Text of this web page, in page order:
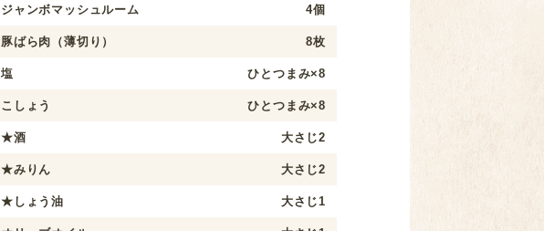
ジャンボマッシュルーム 4個
豚ばら肉（薄切り） 8枚
塩 ひとつまみ×8
こしょう ひとつまみ×8
★酒 大さじ2
★みりん 大さじ2
★しょう油 大さじ1